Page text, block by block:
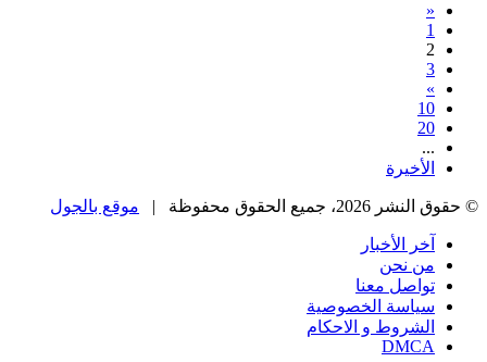
«
1
2
3
»
10
20
...
الأخيرة
© حقوق النشر 2026، جميع الحقوق محفوظة | موقع بالجول
آخر الأخبار
من نحن
تواصل معنا
سياسة الخصوصية
الشروط و الاحكام
DMCA